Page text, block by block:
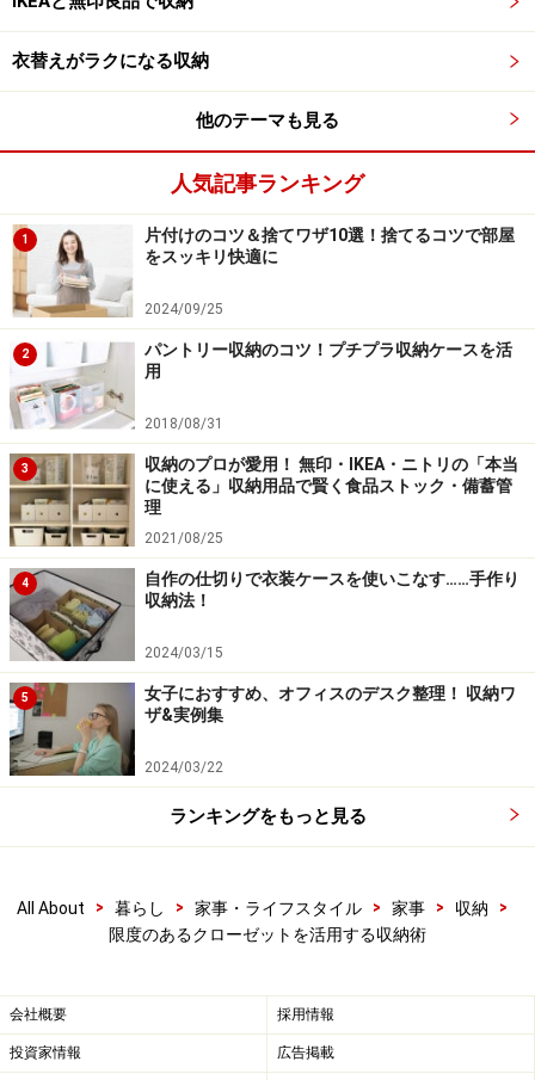
れ替えをきちんと実行しましょう。
衣替えがラクになる収納
他のテーマも見る
人気記事ランキング
1
片付けのコツ＆捨てワザ10選！捨てるコツで部屋
をスッキリ快適に
2024/09/25
2
パントリー収納のコツ！プチプラ収納ケースを活
用
2018/08/31
3
収納のプロが愛用！ 無印・IKEA・ニトリの「本当
に使える」収納用品で賢く食品ストック・備蓄管
理
2021/08/25
4
自作の仕切りで衣装ケースを使いこなす……手作り
収納法！
2024/03/15
5
女子におすすめ、オフィスのデスク整理！ 収納ワ
ザ&実例集
2024/03/22
ランキングをもっと見る
All About > 暮らし > 家事・ライフスタイル > 家事 > 収納
>
限度のあるクローゼットを活用する収納術
会社概要 採用情報
投資家情報 広告掲載